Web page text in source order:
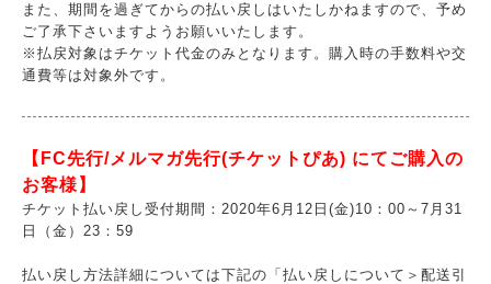
また、期間を過ぎてからの払い戻しはいたしかねますので、予め
ご了承下さいますようお願いいたします。
※払戻対象はチケット代金のみとなります。購入時の手数料や交
通費等は対象外です。
【FC先行/メルマガ先行(チケットぴあ) にてご購入の
お客様】
チケット払い戻し受付期間：2020年6月12日(金)10：00～7月31
日（金）23：59
払い戻し方法詳細については下記の「払い戻しについて＞配送引